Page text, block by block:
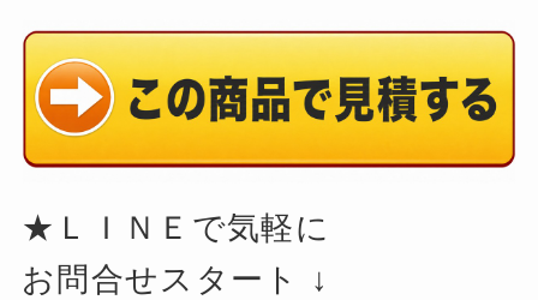
★ＬＩＮＥで気軽に
お問合せスタート ↓